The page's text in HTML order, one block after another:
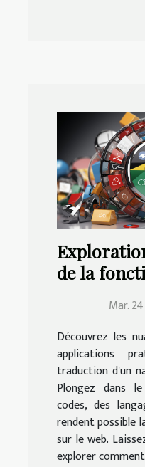
de la
Chrome |
Mar.
Découvrez les
applications
traduction d'un
Plongez dans
codes, des
rendent possible
sur le web.
explorer